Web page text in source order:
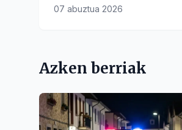
07 abuztua 2026
Azken berriak